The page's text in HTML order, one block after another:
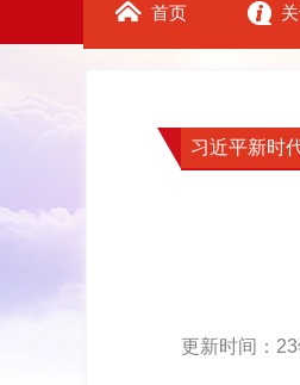
首页
习近平新时
更新时间：